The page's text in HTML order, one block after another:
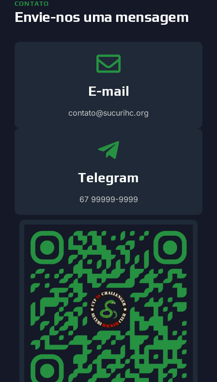
CONTATO
Envie-nos uma mensagem
E-mail
contato@sucurihc.org
Telegram
67 99999-9999